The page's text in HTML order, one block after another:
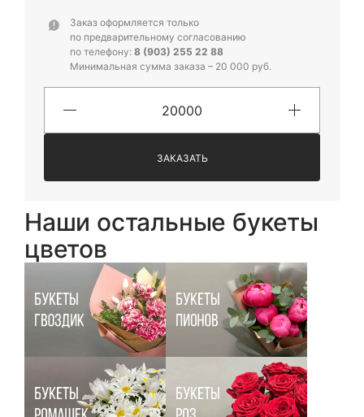
Заказ оформляется только
по предварительному согласованию
по телефону: 8 (903) 255 22 88
Минимальная сумма заказа – 20 000 руб.
ЗАКАЗАТЬ
Наши остальные букеты
цветов